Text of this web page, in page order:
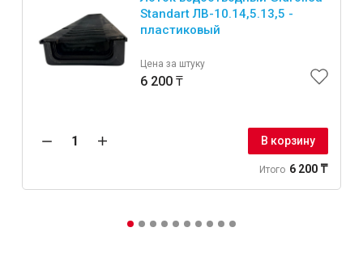
Standart ЛВ-10.14,5.13,5 -
пластиковый
Цена за штуку
6 200 ₸
В корзину
Итого 6 200 ₸